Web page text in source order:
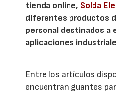
tienda online, Solda
diferentes productos
personal destinados a
aplicaciones
Entre los artículos
encuentran guantes